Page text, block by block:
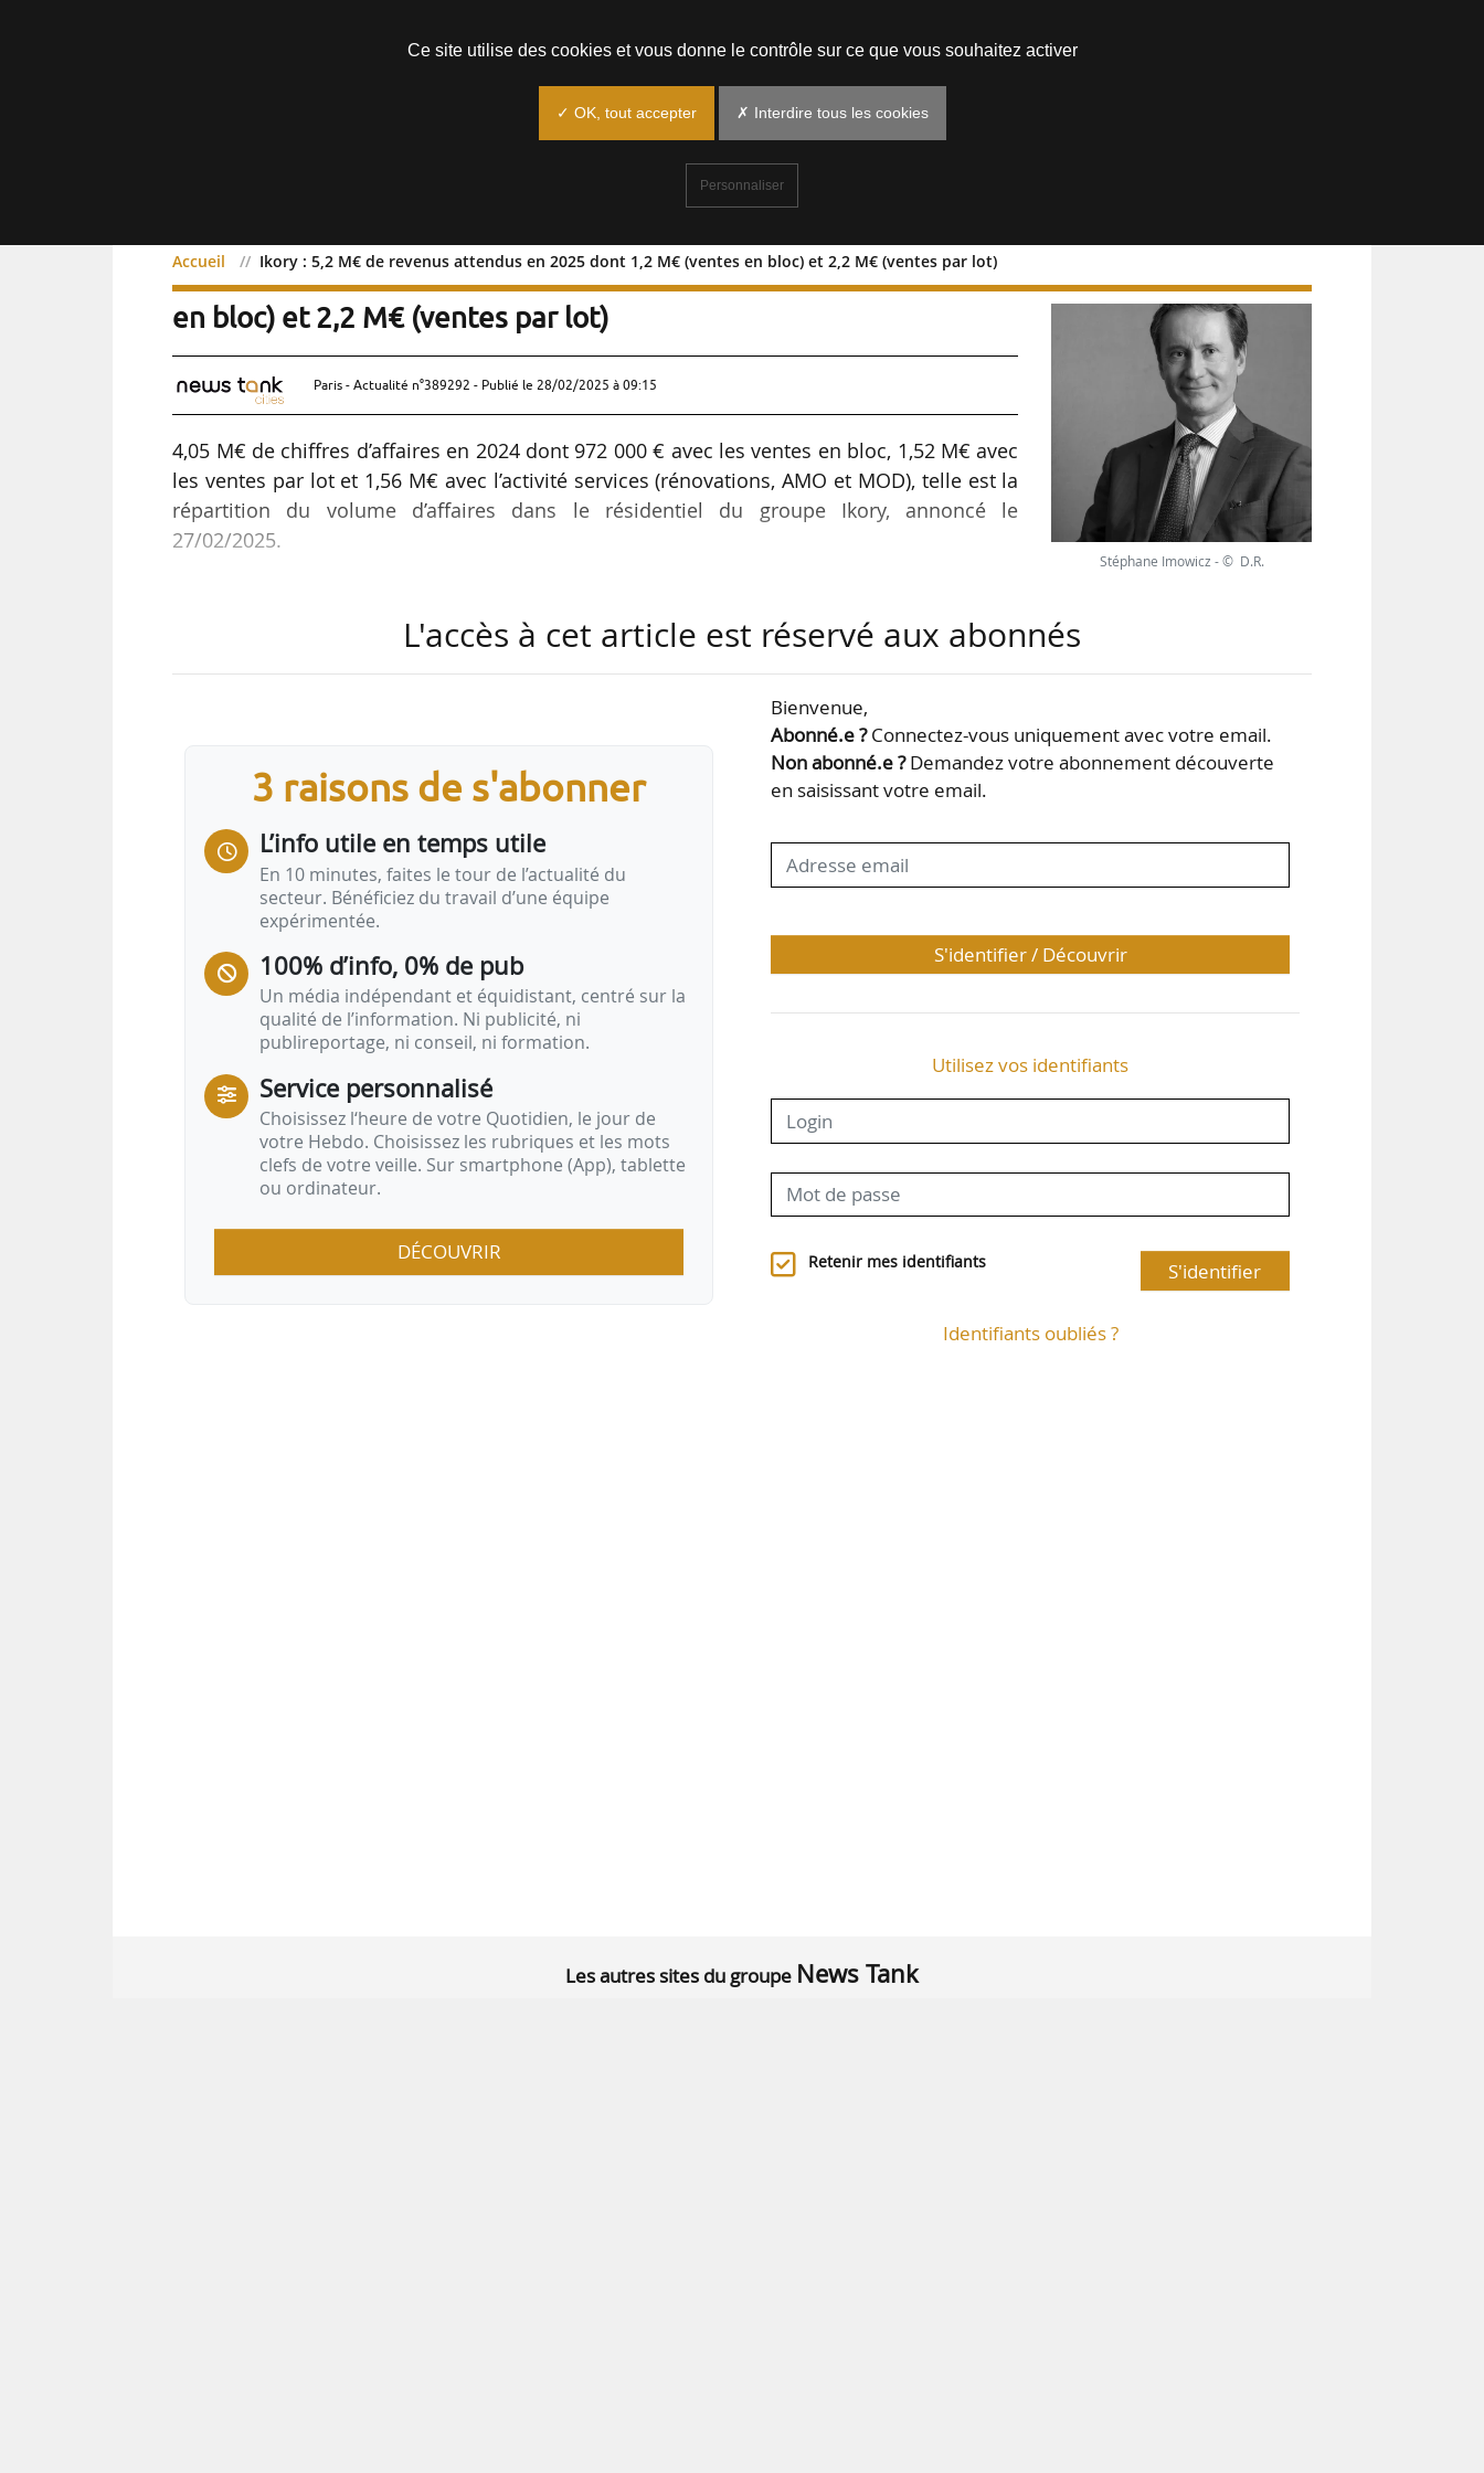
Accueil Ikory : 5,2 M€ de revenus attendus en 2025 dont 1,2 M€ (ventes en bloc) et 2,2 M€ (ventes par lot)
Ikory : 5,2 M€ de revenus attendus en 2025 dont 1,2 M€ (ventes
en bloc) et 2,2 M€ (ventes par lot)
Paris - Actualité n°389292 - Publié le 28/02/2025 à 09:15
4,05 M€ de chiffres d’affaires en 2024 dont 972 000 € avec les ventes en bloc, 1,52 M€ avec
les ventes par lot et 1,56 M€ avec l’activité services (rénovations, AMO et MOD), telle est la
répartition du volume d’affaires dans le résidentiel du groupe Ikory, annoncé le
27/02/2025.
• 1,2 M€ avec les ventes en bloc ;
Selon Ikory, « l’investissement dans l’immobilier classique a connu une croissance de 14 %
en 2024 par rapport à 2023 représentant à lui seul 83 % du marché du bloc. Avec la hausse
des taux, les immeubles ont vu la décote entre valeur bloc et prix à la découpe augmenter
significativement pour atteindre 15 à 25 %, ce qui a motivé de nombreux…
Stéphane Imowicz - © D.R.
L'accès à cet article est réservé aux abonnés
3 raisons de s'abonner
L’info utile en temps utile
En 10 minutes, faites le tour de l’actualité du
secteur. Bénéficiez du travail d’une équipe
expérimentée.
100% d’info, 0% de pub
Un média indépendant et équidistant, centré sur la
qualité de l’information. Ni publicité, ni
publireportage, ni conseil, ni formation.
Service personnalisé
Choisissez l‘heure de votre Quotidien, le jour de
votre Hebdo. Choisissez les rubriques et les mots
clefs de votre veille. Sur smartphone (App), tablette
ou ordinateur.
DÉCOUVRIR
Bienvenue,
Abonné.e ?Connectez-vous uniquement avec votre email.
Non abonné.e ?Demandez votre abonnement découverte
en saisissant votre email.
S'identifier / Découvrir
Utilisez vos identifiants
Retenir mes identifiants S'identifier
Identifiants oubliés ?
Les autres sites du groupe News Tank
Ce site utilise des cookies et vous donne le contrôle sur ce que vous souhaitez activer
✓ OK, tout accepter ✗ Interdire tous les cookies
Personnaliser